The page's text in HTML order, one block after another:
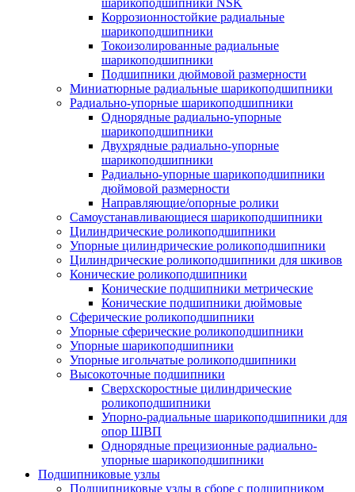
шарикоподшипники NSK
Коррозионностойкие радиальные
шарикоподшипники
Токоизолированные радиальные
шарикоподшипники
Подшипники дюймовой размерности
Миниатюрные радиальные шарикоподшипники
Радиально-упорные шарикоподшипники
Однорядные радиально-упорные
шарикоподшипники
Двухрядные радиально-упорные
шарикоподшипники
Радиально-упорные шарикоподшипники
дюймовой размерности
Направляющие/опорные ролики
Самоустанавливающиеся шарикоподшипники
Цилиндрические роликоподшипники
Упорные цилиндрические роликоподшипники
Цилиндрические роликоподшипники для шкивов
Конические роликоподшипники
Конические подшипники метрические
Конические подшипники дюймовые
Сферические роликоподшипники
Упорные сферические роликоподшипники
Упорные шарикоподшипники
Упорные игольчатые роликоподшипники
Высокоточные подшипники
Сверхскоростные цилиндрические
роликоподшипники
Упорно-радиальные шарикоподшипники для
опор ШВП
Однорядные прецизионные радиально-
упорные шарикоподшипники
Подшипниковые узлы
Подшипниковые узлы в сборе с подшипником